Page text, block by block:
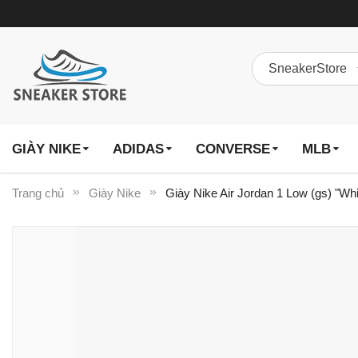
GIÀY NIKE ADIDAS CONVERSE MLB
Trang chủ Giày Nike Giày Nike Air Jordan 1 Low (gs)